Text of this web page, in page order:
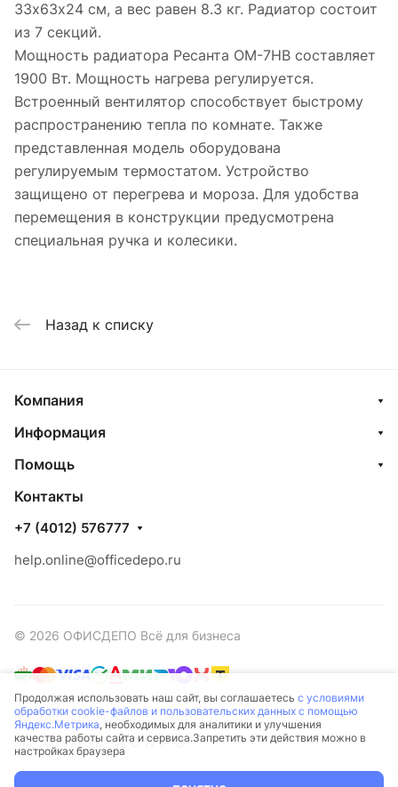
33х63х24 см, а вес равен 8.3 кг. Радиатор состоит
из 7 секций.
Мощность радиатора Ресанта ОМ-7НВ составляет
1900 Вт. Мощность нагрева регулируется.
Встроенный вентилятор способствует быстрому
распространению тепла по комнате. Также
представленная модель оборудована
регулируемым термостатом. Устройство
защищено от перегрева и мороза. Для удобства
перемещения в конструкции предусмотрена
специальная ручка и колесики.
Назад к списку
Компания
Информация
Помощь
Контакты
+7 (4012) 576777
help.online@officedepo.ru
© 2026 ОФИСДЕПО Всё для бизнеса
Конфиденциальность
Оферта
Разработано в
Продолжая использовать наш сайт, вы соглашаетесь с условиями
обработки cookie-файлов и пользовательских данных с помощью
Яндекс.Метрика, необходимых для аналитики и улучшения
качества работы сайта и сервиса.Запретить эти действия можно в
настройках браузера